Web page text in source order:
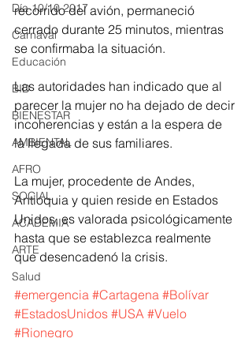
Día 10/10 2017
Carnaval
Educación
BID
BIENESTAR
AMBIENTAL
AFRO
SOCIAL
ACADEMIA
ARTE
Salud
recorrido del avión, permaneció
cerrado durante 25 minutos, mientras
se confirmaba la situación.
Las autoridades han indicado que al
parecer la mujer no ha dejado de decir
incoherencias y están a la espera de
la llegada de sus familiares.
La mujer, procedente de Andes,
Antioquia y quien reside en Estados
Unidos, es valorada psicológicamente
hasta que se establezca realmente
que desencadenó la crisis.
#emergencia #Cartagena #Bolívar
#EstadosUnidos #USA #Vuelo
#Rionegro